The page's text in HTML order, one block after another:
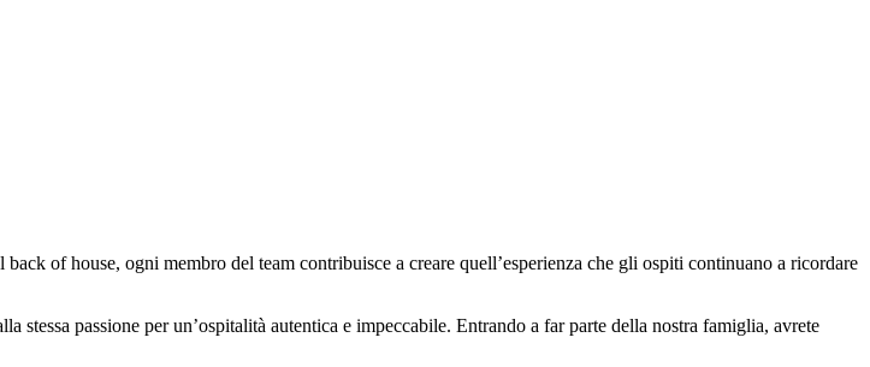
of house, ogni membro del team contribuisce a creare quell’esperienza che gli ospiti continuano a ricordare
passione per un’ospitalità autentica e impeccabile. Entrando a far parte della nostra famiglia, avrete